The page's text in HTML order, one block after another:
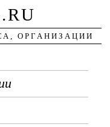
ОРГАНИЗАЦИИ